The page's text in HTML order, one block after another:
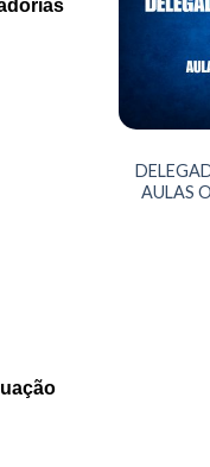
AULAS